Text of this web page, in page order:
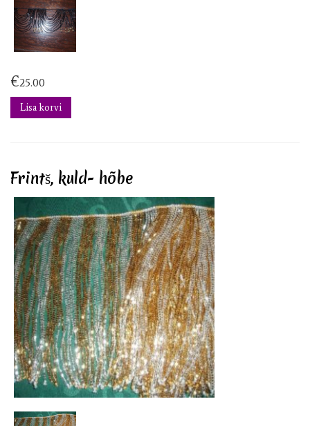
€25.00
Lisa korvi
Frintš, kuld- hõbe